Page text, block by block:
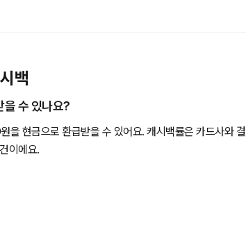
백
수 있나요?
을 현금으로 환급받을 수 있어요. 캐시백률은 카드사와 결
이에요.